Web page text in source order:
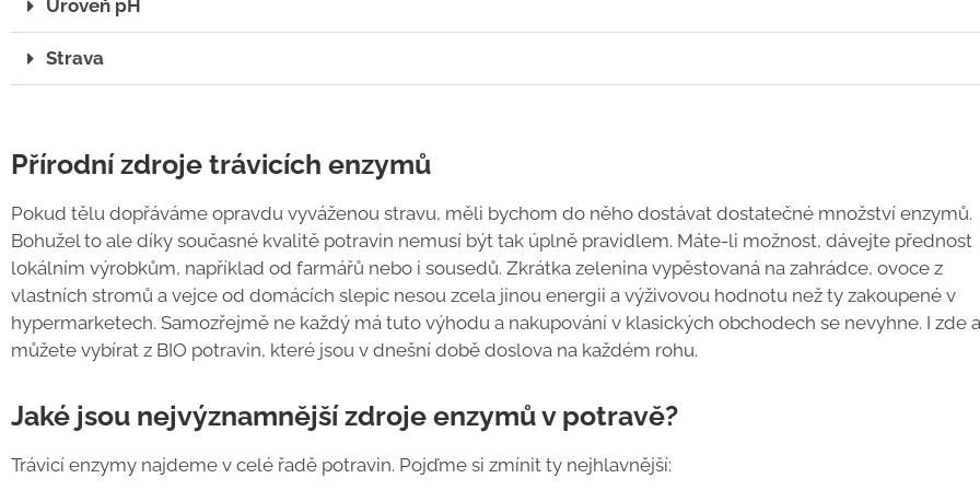
Úroveň pH
Strava
Přírodní zdroje trávicích enzymů
Pokud tělu dopřáváme opravdu vyváženou stravu, měli bychom do něho dostávat dostatečné množství enzymů.
Bohužel to ale díky současné kvalitě potravin nemusí být tak úplně pravidlem. Máte-li možnost, dávejte přednost
lokálním výrobkům, například od farmářů nebo i sousedů. Zkrátka zelenina vypěstovaná na zahrádce, ovoce z
vlastních stromů a vejce od domácích slepic nesou zcela jinou energii a výživovou hodnotu než ty zakoupené v
hypermarketech. Samozřejmě ne každý má tuto výhodu a nakupování v klasických obchodech se nevyhne. I zde
můžete vybírat z BIO potravin, které jsou v dnešní době doslova na každém rohu.
Jaké jsou nejvýznamnější zdroje enzymů v potravě?
Trávicí enzymy najdeme v celé řadě potravin. Pojďme si zmínit ty nejhlavnější: